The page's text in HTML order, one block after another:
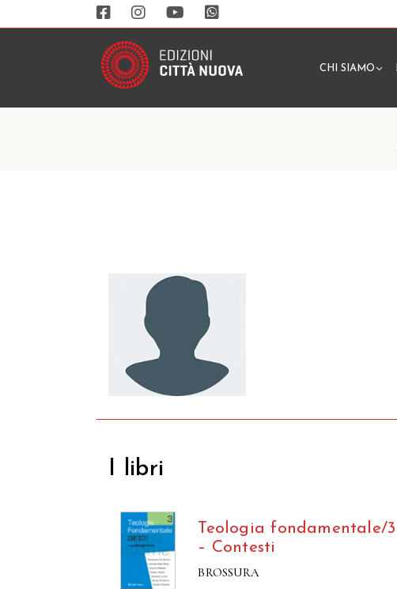
CHI SIAMO
I libri
Teologia fondamentale/3
– Contesti
BROSSURA